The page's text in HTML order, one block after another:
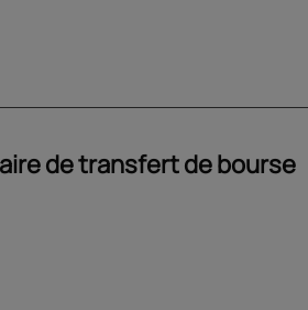
de transfert de bourse